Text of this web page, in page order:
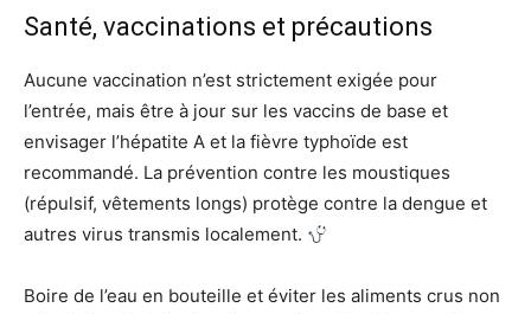
Santé, vaccinations et précautions
Aucune vaccination n’est strictement exigée pour
l’entrée, mais être à jour sur les vaccins de base et
envisager l’hépatite A et la fièvre typhoïde est
recommandé. La prévention contre les moustiques
(répulsif, vêtements longs) protège contre la dengue et
autres virus transmis localement.
Boire de l’eau en bouteille et éviter les aliments crus non